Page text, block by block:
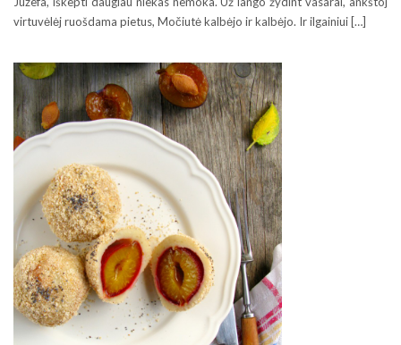
virtuvėlėj ruošdama pietus, Močiutė kalbėjo ir kalbėjo. Ir ilgainiui […]